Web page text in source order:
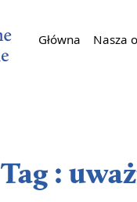
Główna Nasza
Tag :